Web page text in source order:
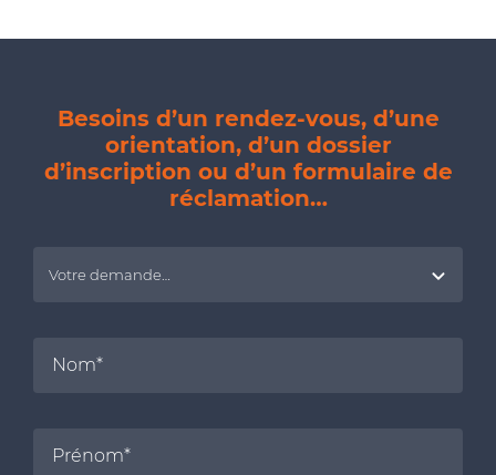
Besoins d’un rendez-vous, d’une
orientation, d’un dossier
d’inscription ou d’un formulaire de
réclamation…